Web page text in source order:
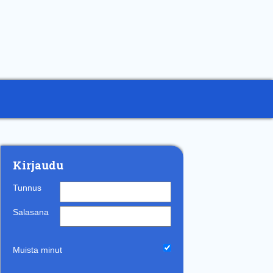
Kirjaudu
Tunnus
Salasana
Muista minut